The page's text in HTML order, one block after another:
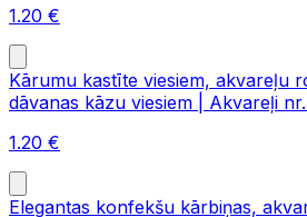
1.20 €
Kārumu kastīte viesiem, akvareļu
dāvanas kāzu viesiem | Akvareļi
1.20 €
Elegantas konfekšu kārbiņas,